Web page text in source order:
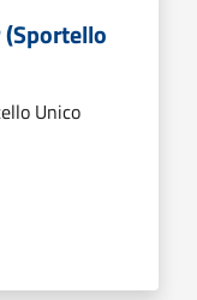
(Sportello
Unico